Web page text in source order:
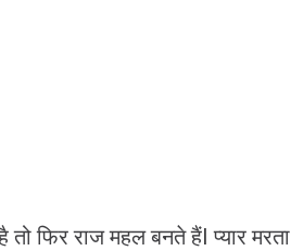
है तो फिर राज महल बनते हैंI प्यार